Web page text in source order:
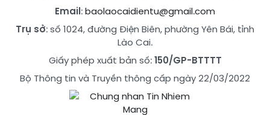
Email:baolaocaidientu@gmail.com
Trụ sở: số 1024, đường Điện Biên, phường Yên Bái, tỉnh
Lào Cai.
Giấy phép xuất bản số:150/GP-BTTTT
Bộ Thông tin và Truyền thông cấp ngày 22/03/2022